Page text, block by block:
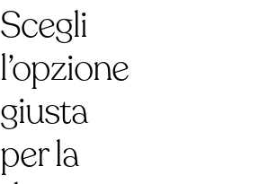
Scegli
l’opzione
giusta
per la